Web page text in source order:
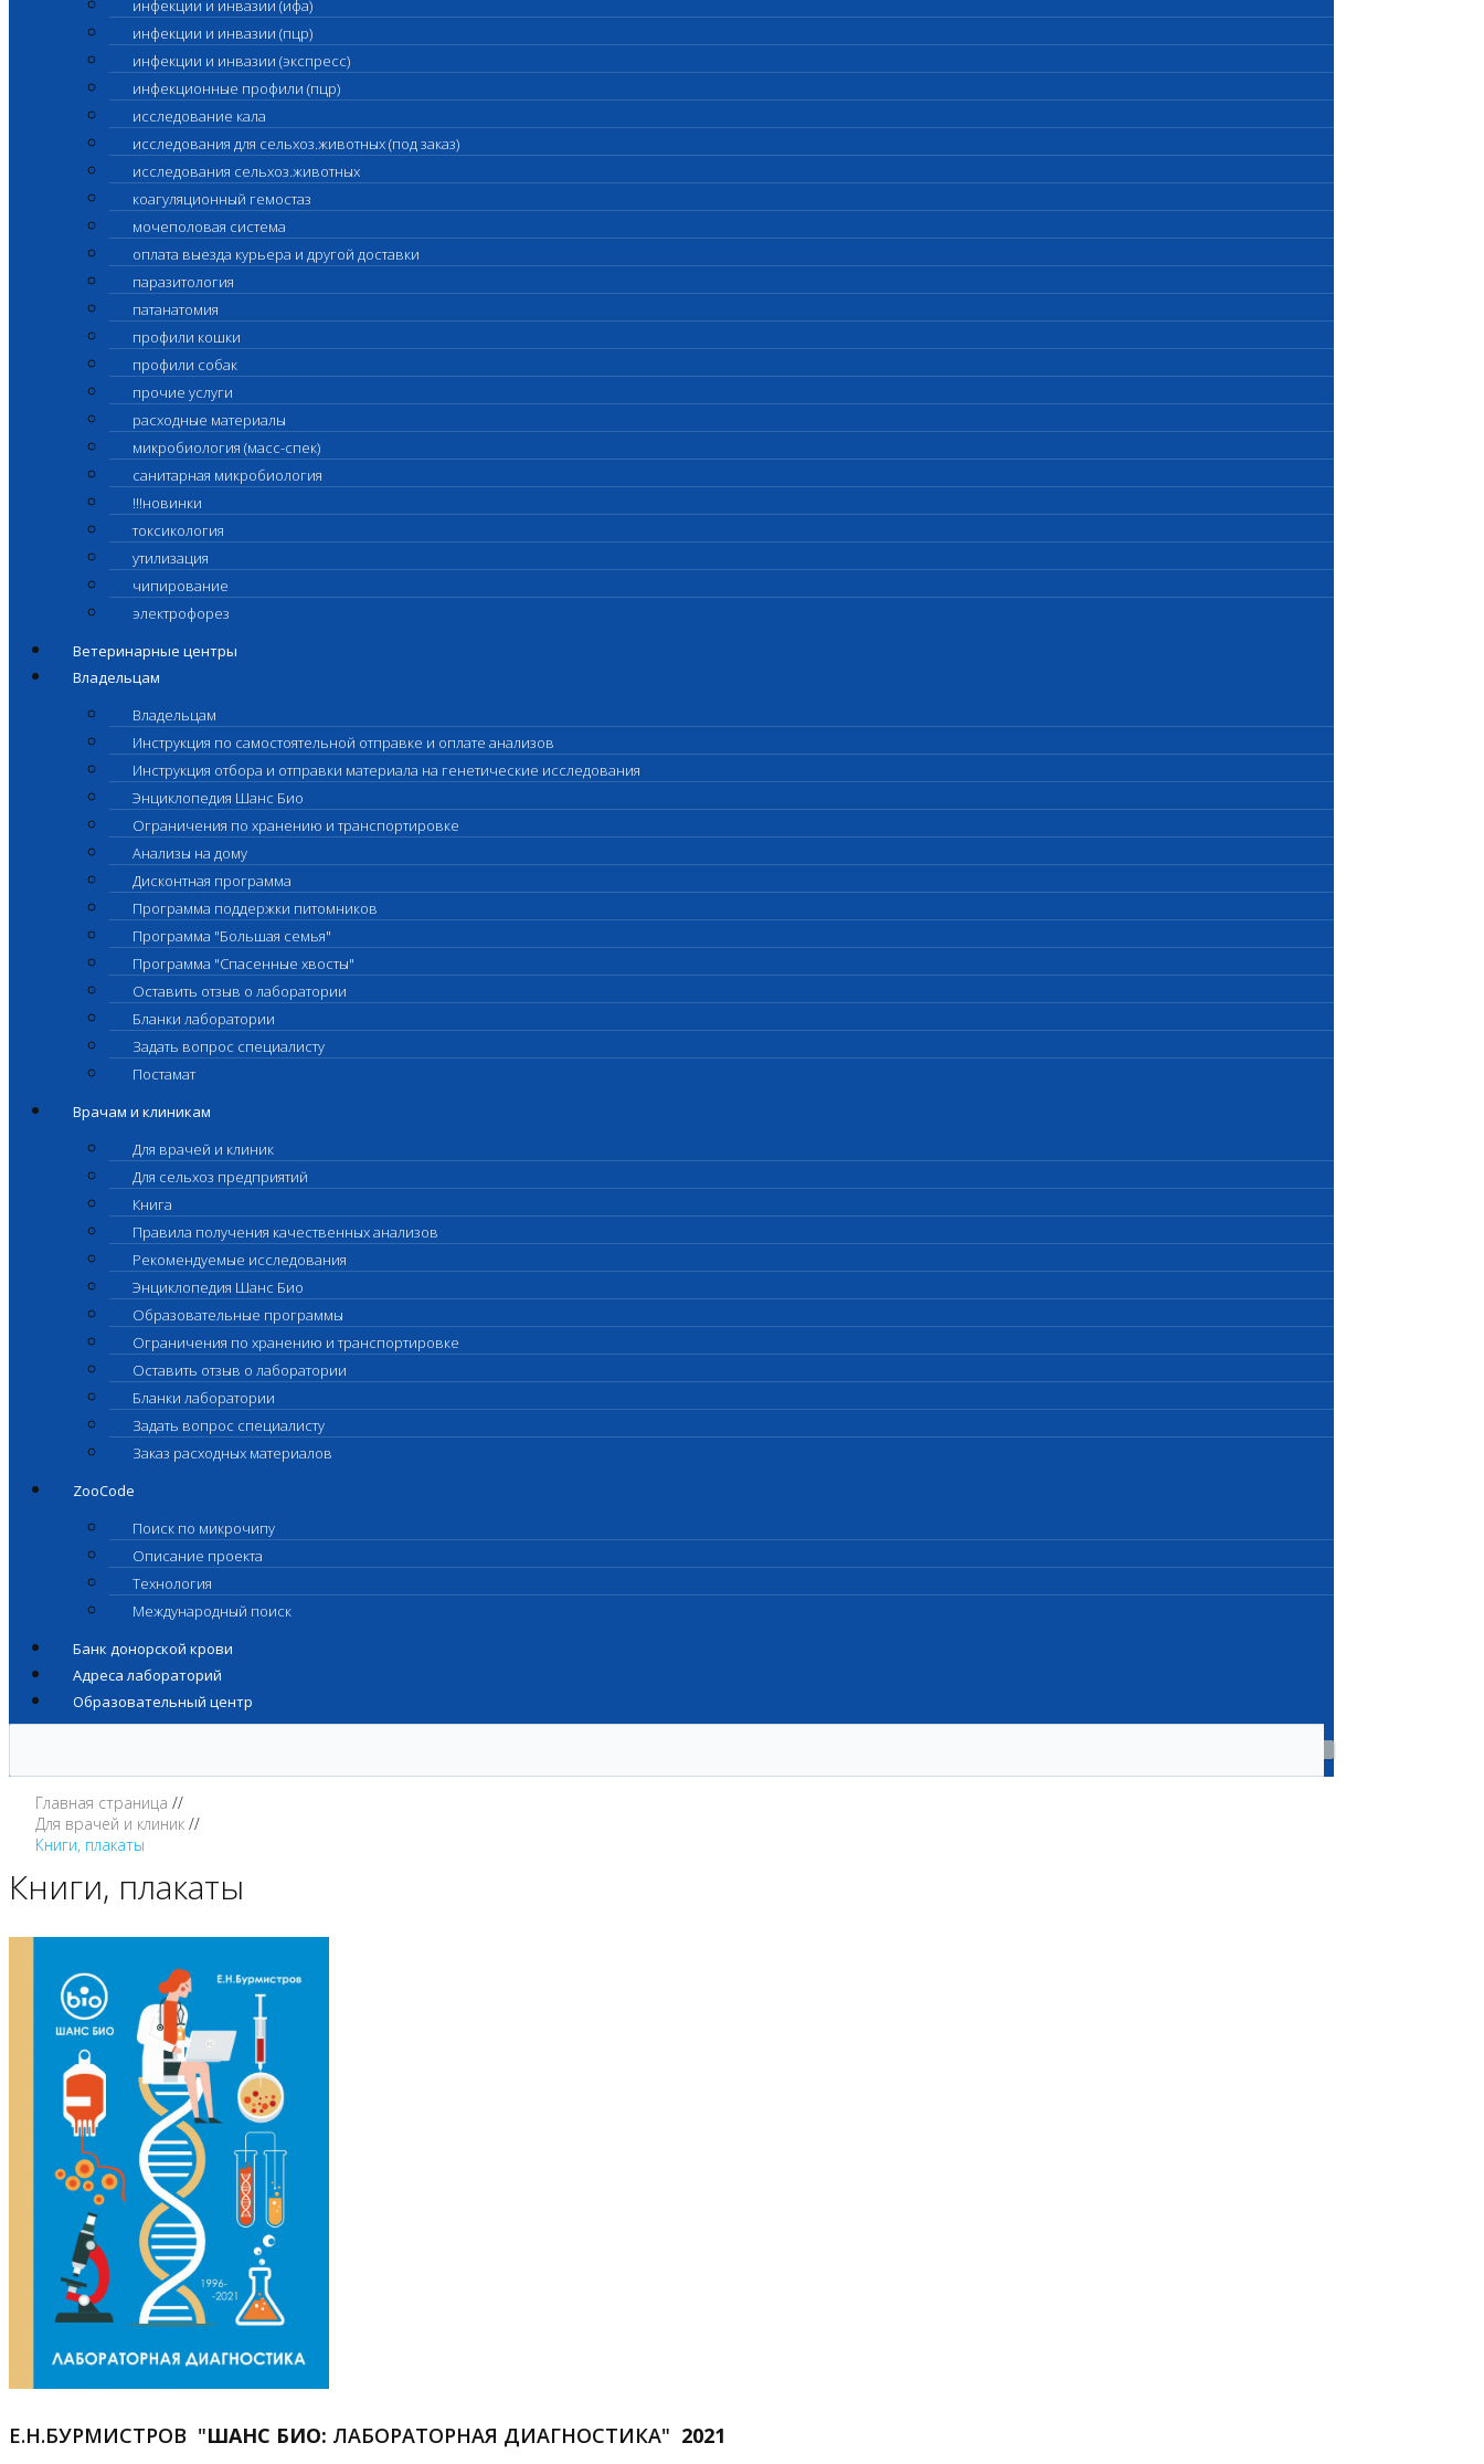
инфекции и инвазии (ифа)
инфекции и инвазии (пцр)
инфекции и инвазии (экспресс)
инфекционные профили (пцр)
исследование кала
исследования для сельхоз.животных (под заказ)
исследования сельхоз.животных
коагуляционный гемостаз
мочеполовая система
оплата выезда курьера и другой доставки
паразитология
патанатомия
профили кошки
профили собак
прочие услуги
расходные материалы
микробиология (масс-спек)
санитарная микробиология
!!!новинки
токсикология
утилизация
чипирование
электрофорез
Ветеринарные центры
Владельцам
Владельцам
Инструкция по самостоятельной отправке и оплате анализов
Инструкция отбора и отправки материала на генетические исследования
Энциклопедия Шанс Био
Ограничения по хранению и транспортировке
Анализы на дому
Дисконтная программа
Программа поддержки питомников
Программа "Большая семья"
Программа "Спасенные хвосты"
Оставить отзыв о лаборатории
Бланки лаборатории
Задать вопрос специалисту
Постамат
Врачам и клиникам
Для врачей и клиник
Для сельхоз предприятий
Книга
Правила получения качественных анализов
Рекомендуемые исследования
Энциклопедия Шанс Био
Образовательные программы
Ограничения по хранению и транспортировке
Оставить отзыв о лаборатории
Бланки лаборатории
Задать вопрос специалисту
Заказ расходных материалов
ZooCode
Поиск по микрочипу
Описание проекта
Технология
Международный поиск
Банк донорской крови
Адреса лабораторий
Образовательный центр
Главная страница
Для врачей и клиник
Книги, плакаты
Книги, плакаты
Е.Н.БУРМИСТРОВ "ШАНС БИО: ЛАБОРАТОРНАЯ ДИАГНОСТИКА" 2021